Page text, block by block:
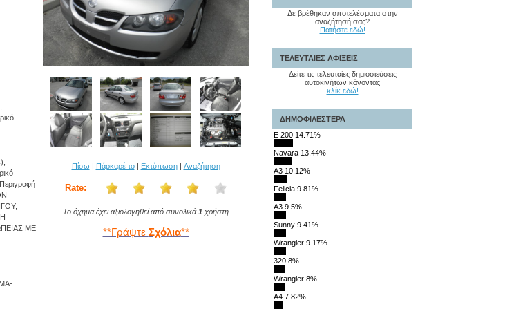
ΜΕ
Πίσω | Πάρκαρέ το| Εκτύπωση| Αναζήτηση
Rate:
Το όχημα έχει αξιολογηθεί από συνολικά1 χρήστη
**Γράψτε Σχόλια**
Δε βρέθηκαν αποτελέσματα στην
αναζήτησή σας?
Πατήστε εδώ!
ΤΕΛΕΥΤΑΙΕΣ ΑΦΙΞΕΙΣ
Δείτε τις τελευταίες δημιοσιεύσεις
αυτοκινήτων κάνοντας
κλίκ εδώ!
ΔΗΜΟΦΙΛΕΣΤΕΡΑ
E 200 14.71%
Navara 13.44%
A3 10.12%
Felicia 9.81%
A3 9.5%
Sunny 9.41%
Wrangler 9.17%
320 8%
Wrangler 8%
A4 7.82%